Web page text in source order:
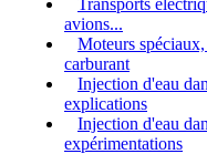
avions...
Moteurs
carburant
Injection d'eau
explications
Injection d'eau
expérimentations